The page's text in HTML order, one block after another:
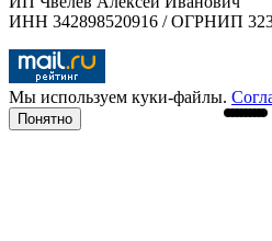
ИНН 342898520916 / ОГРНИП
Мы используем куки-файлы.
Понятно